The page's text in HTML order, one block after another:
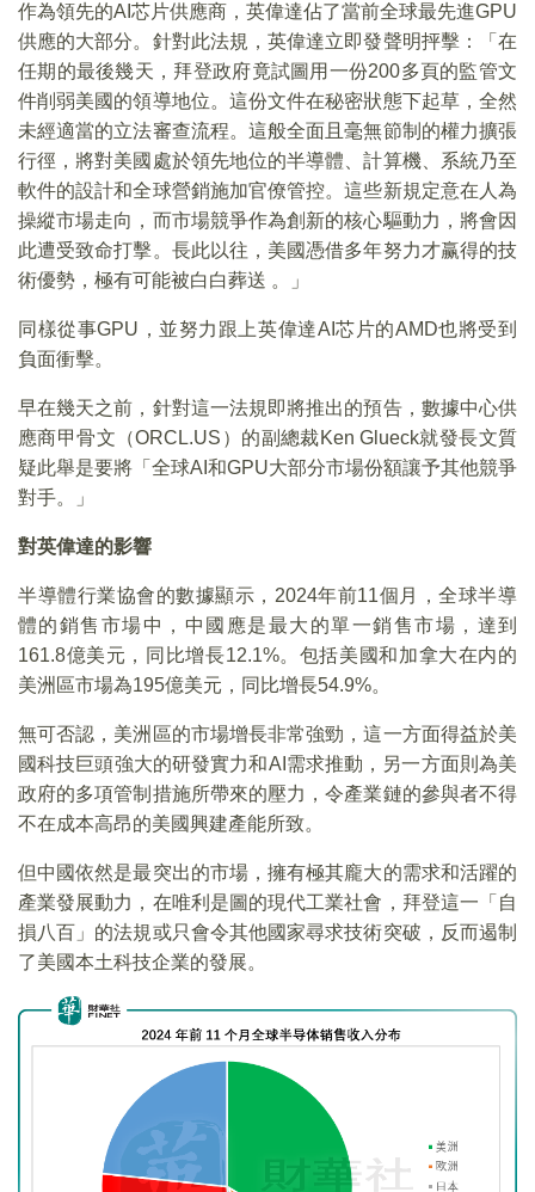
作為領先的AI芯片供應商，英偉達佔了當前全球最先進GPU
供應的大部分。針對此法規，英偉達立即發聲明抨擊：「在
任期的最後幾天，拜登政府竟試圖用一份200多頁的監管文
件削弱美國的領導地位。這份文件在秘密狀態下起草，全然
未經適當的立法審查流程。這般全面且毫無節制的權力擴張
行徑，將對美國處於領先地位的半導體、計算機、系統乃至
軟件的設計和全球營銷施加官僚管控。這些新規定意在人為
操縱市場走向，而市場競爭作為創新的核心驅動力，將會因
此遭受致命打擊。長此以往，美國憑借多年努力才赢得的技
術優勢，極有可能被白白葬送 。」
同樣從事GPU，並努力跟上英偉達AI芯片的AMD也將受到
負面衝擊。
早在幾天之前，針對這一法規即將推出的預告，數據中心供
應商甲骨文（ORCL.US）的副總裁Ken Glueck就發長文質
疑此舉是要將「全球AI和GPU大部分市場份額讓予其他競爭
對手。」
對英偉達的影響
半導體行業協會的數據顯示，2024年前11個月，全球半導
體的銷售市場中，中國應是最大的單一銷售市場，達到
161.8億美元，同比增長12.1%。包括美國和加拿大在内的
美洲區市場為195億美元，同比增長54.9%。
無可否認，美洲區的市場增長非常強勁，這一方面得益於美
國科技巨頭強大的研發實力和AI需求推動，另一方面則為美
政府的多項管制措施所帶來的壓力，令產業鏈的參與者不得
不在成本高昂的美國興建產能所致。
但中國依然是最突出的市場，擁有極其龐大的需求和活躍的
產業發展動力，在唯利是圖的現代工業社會，拜登這一「自
損八百」的法規或只會令其他國家尋求技術突破，反而遏制
了美國本土科技企業的發展。